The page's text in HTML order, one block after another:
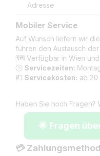
Adresse
Mobiler Service
Auf Wunsch liefern wir
führen den Austausch
🗺️ Verfügbar in Wien und
🕒 Servicezeiten:
💶 Servicekosten: ab 20
Haben Sie noch Fragen?
🌟 Fragen
💳